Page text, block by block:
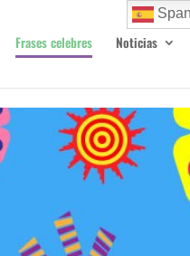
Frases celebres Noticias